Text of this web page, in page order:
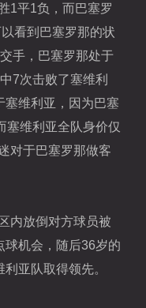
1平1负，而巴塞罗
看到巴塞罗那的状
手，巴塞罗那处于
7次击败了塞维利
塞维利亚，因为巴塞
塞维利亚全队身价仅
对于巴塞罗那做客
内放倒对方球员被
球机会，随后36岁的
亚队取得领先。